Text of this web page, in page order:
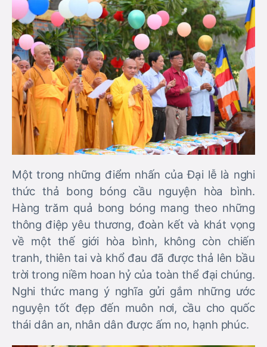
Một trong những điểm nhấn của Đại lễ là nghi
thức thả bong bóng cầu nguyện hòa bình.
Hàng trăm quả bong bóng mang theo những
thông điệp yêu thương, đoàn kết và khát vọng
về một thế giới hòa bình, không còn chiến
tranh, thiên tai và khổ đau đã được thả lên bầu
trời trong niềm hoan hỷ của toàn thể đại chúng.
Nghi thức mang ý nghĩa gửi gắm những ước
nguyện tốt đẹp đến muôn nơi, cầu cho quốc
thái dân an, nhân dân được ấm no, hạnh phúc.